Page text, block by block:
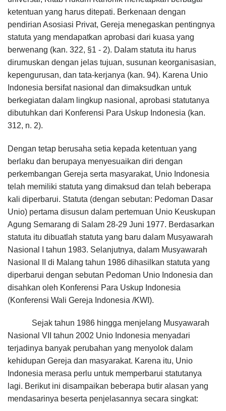
ketentuan yang harus ditepati. Berkenaan dengan
pendirian Asosiasi Privat, Gereja menegaskan pentingnya
statuta yang mendapatkan aprobasi dari kuasa yang
berwenang (kan. 322, §1 - 2). Dalam statuta itu harus
dirumuskan dengan jelas tujuan, susunan keorganisasian,
kepengurusan, dan tata-kerjanya (kan. 94). Karena Unio
Indonesia bersifat nasional dan dimaksudkan untuk
berkegiatan dalam lingkup nasional, aprobasi statutanya
dibutuhkan dari Konferensi Para Uskup Indonesia (kan.
312, n. 2).
Dengan tetap berusaha setia kepada ketentuan yang
berlaku dan berupaya menyesuaikan diri dengan
perkembangan Gereja serta masyarakat, Unio Indonesia
telah memiliki statuta yang dimaksud dan telah beberapa
kali diperbarui. Statuta (dengan sebutan: Pedoman Dasar
Unio) pertama disusun dalam pertemuan Unio Keuskupan
Agung Semarang di Salam 28-29 Juni 1977. Berdasarkan
statuta itu dibuatlah statuta yang baru dalam Musyawarah
Nasional I tahun 1983. Selanjutnya, dalam Musyawarah
Nasional II di Malang tahun 1986 dihasilkan statuta yang
diperbarui dengan sebutan Pedoman Unio Indonesia dan
disahkan oleh Konferensi Para Uskup Indonesia
(Konferensi Wali Gereja Indonesia /KWI).
Sejak tahun 1986 hingga menjelang Musyawarah
Nasional VII tahun 2002 Unio Indonesia menyadari
terjadinya banyak perubahan yang menyolok dalam
kehidupan Gereja dan masyarakat. Karena itu, Unio
Indonesia merasa perlu untuk memperbarui statutanya
lagi. Berikut ini disampaikan beberapa butir alasan yang
mendasarinya beserta penjelasannya secara singkat: